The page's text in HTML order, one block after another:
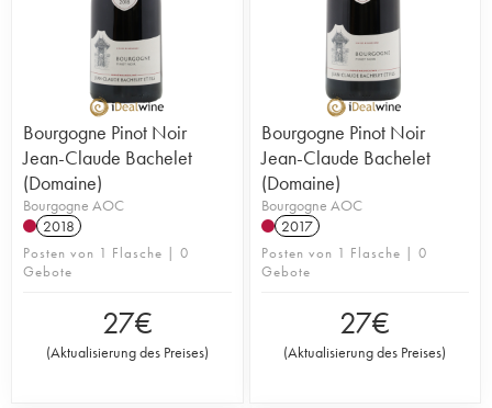
Bourgogne Pinot Noir
Jean-Claude Bachelet
(Domaine)
Bourgogne AOC
2018
Posten von 1 Flasche | 0
Gebote
27€
(Aktualisierung des Preises)
Bourgogne Pinot Noir
Jean-Claude Bachelet
(Domaine)
Bourgogne AOC
2017
Posten von 1 Flasche | 0
Gebote
27€
(Aktualisierung des Preises)